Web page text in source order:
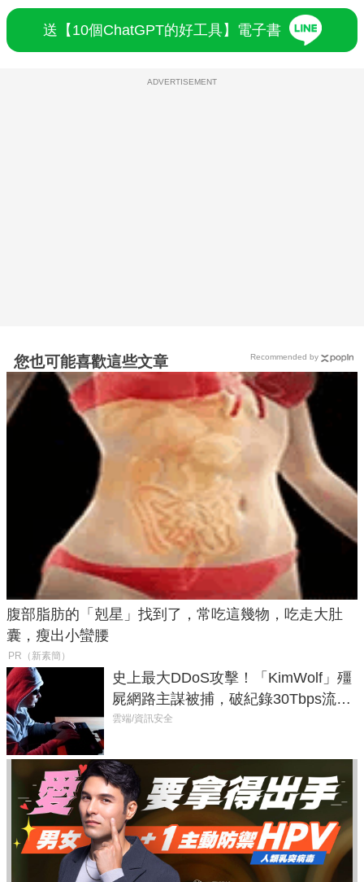
送【10個ChatGPT的好工具】電子書
ADVERTISEMENT
您也可能喜歡這些文章
腹部脂肪的「剋星」找到了，常吃這幾物，吃走大肚
囊，瘦出小蠻腰
PR（新素簡）
史上最大DDoS攻擊！「KimWolf」殭
屍網路主謀被捕，破紀錄30Tbps流量
癱瘓全球！
雲端/資訊安全
Recommended by